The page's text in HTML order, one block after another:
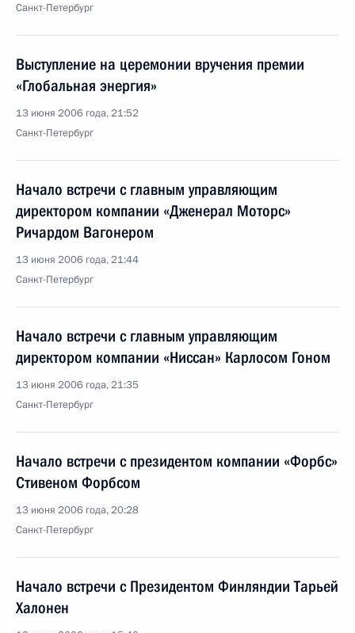
Санкт-Петербург
Выступление на церемонии вручения премии
«Глобальная энергия»
13 июня 2006 года, 21:52
Санкт-Петербург
Начало встречи с главным управляющим
директором компании «Дженерал Моторс»
Ричардом Вагонером
13 июня 2006 года, 21:44
Санкт-Петербург
Начало встречи с главным управляющим
директором компании «Ниссан» Карлосом Гоном
13 июня 2006 года, 21:35
Санкт-Петербург
Начало встречи с президентом компании «Форбс»
Стивеном Форбсом
13 июня 2006 года, 20:28
Санкт-Петербург
Начало встречи с Президентом Финляндии Тарьей
Халонен